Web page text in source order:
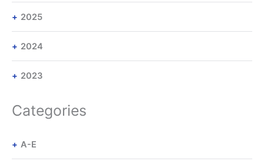
2025
2024
2023
Categories
A-E